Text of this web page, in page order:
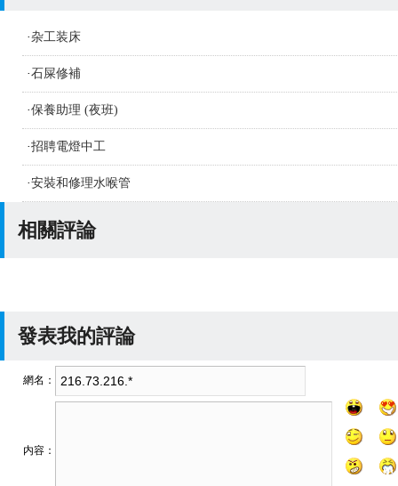
·杂工装床
·石屎修補
·保養助理 (夜班)
·招聘電燈中工
·安裝和修理水喉管
相關評論
發表我的評論
網名：
内容：